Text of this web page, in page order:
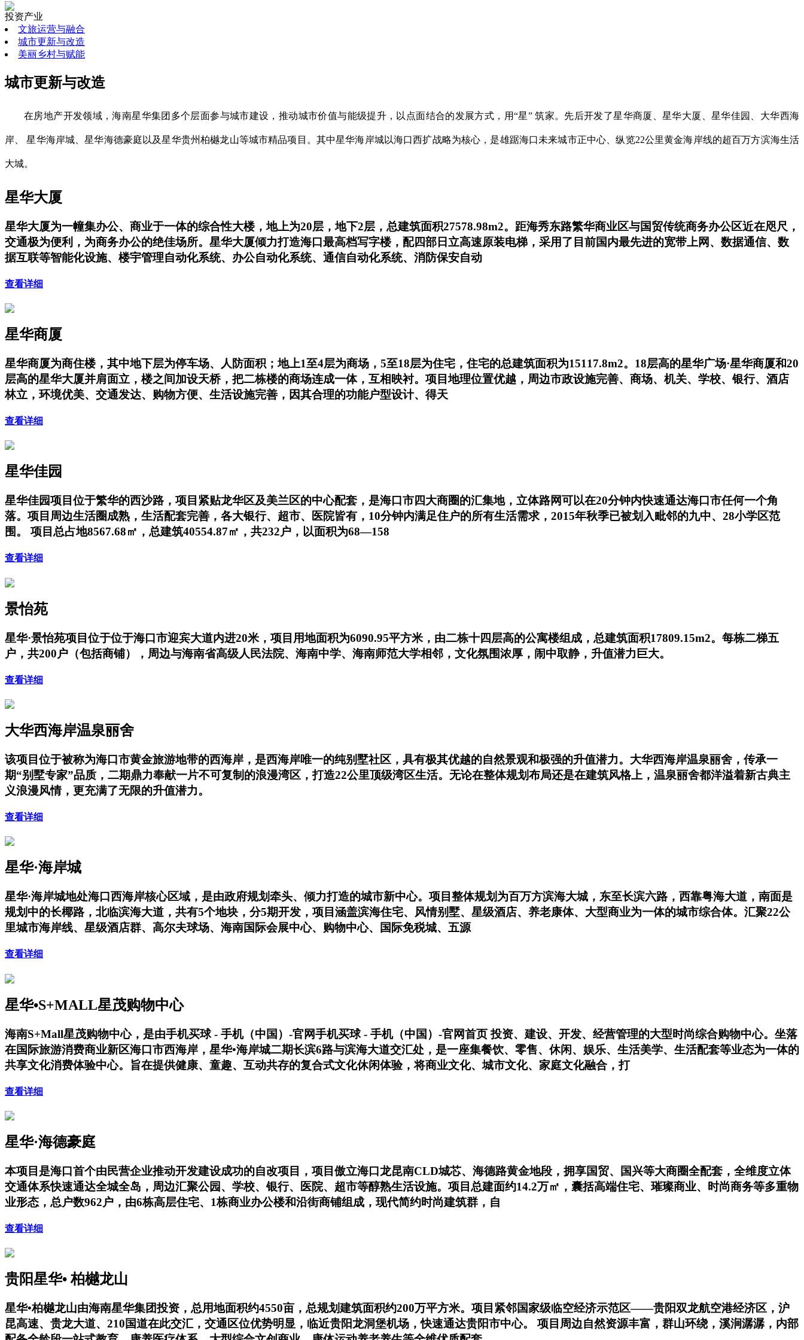
投资产业
文旅运营与融合
城市更新与改造
美丽乡村与赋能
城市更新与改造
在房地产开发领域，海南星华集团多个层面参与城市建设，推动城市价值与能级提升，以点面结合的发展方式，用“星” 筑家。先后开发了星华商厦、星华大厦、星华佳园、大华西海
岸、 星华海岸城、星华海德豪庭以及星华贵州柏樾龙山等城市精品项目。其中星华海岸城以海口西扩战略为核心，是雄踞海口未来城市正中心、纵览22公里黄金海岸线的超百万方滨海生活
大城。
星华大厦
星华大厦为一幢集办公、商业于一体的综合性大楼，地上为20层，地下2层，总建筑面积27578.98m2。距海秀东路繁华商业区与国贸传统商务办公区近在咫尺，
交通极为便利，为商务办公的绝佳场所。星华大厦倾力打造海口最高档写字楼，配四部日立高速原装电梯，采用了目前国内最先进的宽带上网、数据通信、数
据互联等智能化设施、楼宇管理自动化系统、办公自动化系统、通信自动化系统、消防保安自动
查看详细
星华商厦
星华商厦为商住楼，其中地下层为停车场、人防面积；地上1至4层为商场，5至18层为住宅，住宅的总建筑面积为15117.8m2。18层高的星华广场·星华商厦和20
层高的星华大厦并肩面立，楼之间加设天桥，把二栋楼的商场连成一体，互相映衬。项目地理位置优越，周边市政设施完善、商场、机关、学校、银行、酒店
林立，环境优美、交通发达、购物方便、生活设施完善，因其合理的功能户型设计、得天
查看详细
星华佳园
星华佳园项目位于繁华的西沙路，项目紧贴龙华区及美兰区的中心配套，是海口市四大商圈的汇集地，立体路网可以在20分钟内快速通达海口市任何一个角
落。项目周边生活圈成熟，生活配套完善，各大银行、超市、医院皆有，10分钟内满足住户的所有生活需求，2015年秋季已被划入毗邻的九中、28小学区范
围。 项目总占地8567.68㎡，总建筑40554.87㎡，共232户，以面积为68—158
查看详细
景怡苑
星华·景怡苑项目位于位于海口市迎宾大道内进20米，项目用地面积为6090.95平方米，由二栋十四层高的公寓楼组成，总建筑面积17809.15m2。每栋二梯五
户，共200户（包括商铺），周边与海南省高级人民法院、海南中学、海南师范大学相邻，文化氛围浓厚，闹中取静，升值潜力巨大。
查看详细
大华西海岸温泉丽舍
该项目位于被称为海口市黄金旅游地带的西海岸，是西海岸唯一的纯别墅社区，具有极其优越的自然景观和极强的升值潜力。大华西海岸温泉丽舍，传承一
期“别墅专家”品质，二期鼎力奉献一片不可复制的浪漫湾区，打造22公里顶级湾区生活。无论在整体规划布局还是在建筑风格上，温泉丽舍都洋溢着新古典主
义浪漫风情，更充满了无限的升值潜力。
查看详细
星华·海岸城
星华·海岸城地处海口西海岸核心区域，是由政府规划牵头、倾力打造的城市新中心。项目整体规划为百万方滨海大城，东至长滨六路，西靠粤海大道，南面是
规划中的长椰路，北临滨海大道，共有5个地块，分5期开发，项目涵盖滨海住宅、风情别墅、星级酒店、养老康体、大型商业为一体的城市综合体。汇聚22公
里城市海岸线、星级酒店群、高尔夫球场、海南国际会展中心、购物中心、国际免税城、五源
查看详细
星华•S+MALL星茂购物中心
海南S+Mall星茂购物中心，是由手机买球 - 手机（中国）-官网手机买球 - 手机（中国）-官网首页 投资、建设、开发、经营管理的大型时尚综合购物中心。坐落
在国际旅游消费商业新区海口市西海岸，星华•海岸城二期长滨6路与滨海大道交汇处，是一座集餐饮、零售、休闲、娱乐、生活美学、生活配套等业态为一体的
共享文化消费体验中心。旨在提供健康、童趣、互动共存的复合式文化休闲体验，将商业文化、城市文化、家庭文化融合，打
查看详细
星华·海德豪庭
本项目是海口首个由民营企业推动开发建设成功的自改项目，项目傲立海口龙昆南CLD城芯、海德路黄金地段，拥享国贸、国兴等大商圈全配套，全维度立体
交通体系快速通达全城全岛，周边汇聚公园、学校、银行、医院、超市等醇熟生活设施。项目总建面约14.2万㎡，囊括高端住宅、璀璨商业、时尚商务等多重物
业形态，总户数962户，由6栋高层住宅、1栋商业办公楼和沿街商铺组成，现代简约时尚建筑群，自
查看详细
贵阳星华• 柏樾龙山
星华•柏樾龙山由海南星华集团投资，总用地面积约4550亩，总规划建筑面积约200万平方米。项目紧邻国家级临空经济示范区——贵阳双龙航空港经济区，沪
昆高速、贵龙大道、210国道在此交汇，交通区位优势明显，临近贵阳龙洞堡机场，快速通达贵阳市中心。 项目周边自然资源丰富，群山环绕，溪涧潺潺，内部